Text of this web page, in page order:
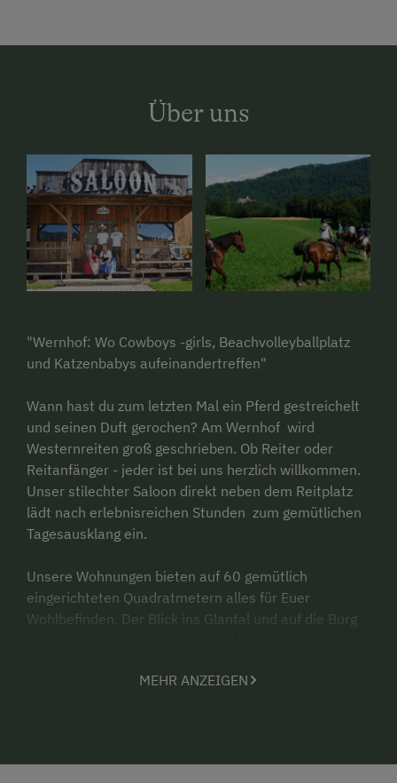
Über uns
"Wernhof: Wo Cowboys -girls, Beachvolleyballplatz
und Katzenbabys aufeinandertreffen"
Wann hast du zum letzten Mal ein Pferd gestreichelt
und seinen Duft gerochen? Am Wernhof wird
Westernreiten groß geschrieben. Ob Reiter oder
Reitanfänger - jeder ist bei uns herzlich willkommen.
Unser stilechter Saloon direkt neben dem Reitplatz
lädt nach erlebnisreichen Stunden zum gemütlichen
Tagesausklang ein.
Unsere Wohnungen bieten auf 60 gemütlich
eingerichteten Quadratmetern alles für Euer
Wohlbefinden. Der Blick ins Glantal und auf die Burg
Liegewiese unter Apfelbäumen einfach entspannen.
MEHR ANZEIGEN